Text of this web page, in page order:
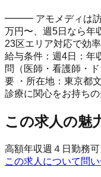
━━━ アモメディは訪
万円〜、週5日なら年
23区エリア対応で効
給与条件：週4日：年
問（医師・看護師・
要 ・所在地：東京
診療に関心をお持ち
この求人の魅
高額年収週４日勤務可
この求人について問